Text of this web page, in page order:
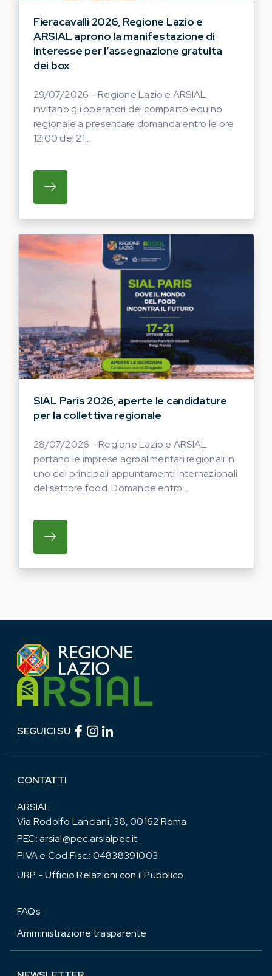
Fieracavalli 2026, Regione Lazio e
ARSIAL aprono la manifestazione di
interesse per l’assegnazione gratuita
dei box
29/07/2026 - Regione Lazio e ARSIAL
invitano gli operatori del comparto equino
regionale a presentare domanda entro le ore
12:00 del 21...
SU REGIONE LAZIO E ARSIAL INVITANO
SIAL Paris 2026, aperte le candidature
per la collettiva regionale
28/07/2026 - Regione Lazio e ARSIAL
portano le imprese agroalimentari regionali in
uno dei principali appuntamenti internazionali
del settore food. Domande entro...
SU REGIONE LAZIO E ARSIAL PORTANO
SEGUICI SU Facebook (link esterno)
Instagram (link esterno)
CONTATTI
ARSIAL
Via Rodolfo Lanciani, 38, 00162 Roma
PEC:arsial@pec.arsialpec.it
P.IVA e Cod.Fisc.: 04838391003
URP - Ufficio Relazioni con il Pubblico
FAQs
Amministrazione trasparente